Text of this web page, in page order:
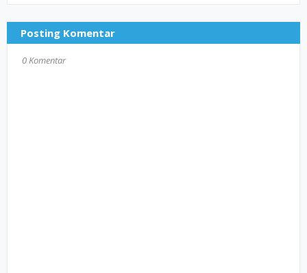
Posting Komentar
0 Komentar